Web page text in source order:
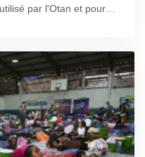
par l'Otan et pour
un objet volant.